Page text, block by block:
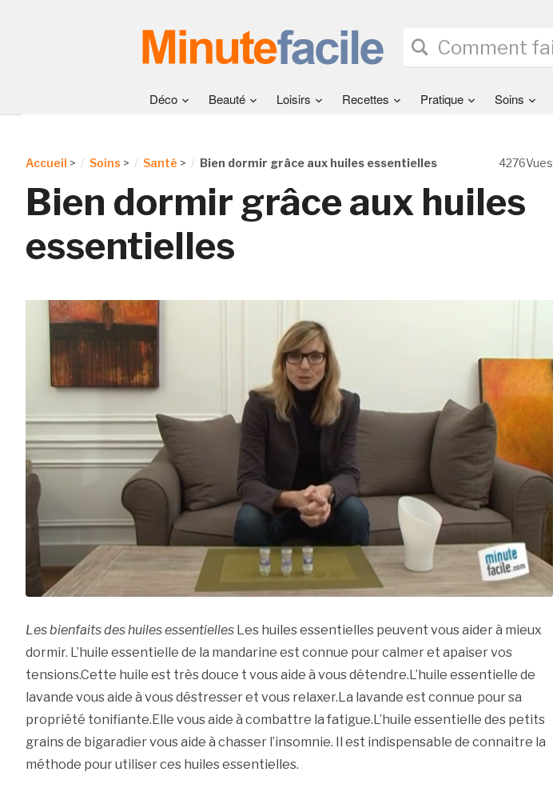
Déco Beauté Loisirs Recettes Pratique Soins
4276Vues
Accueil > Soins > Santé > Bien dormir grâce aux huiles essentielles
Bien dormir grâce aux huiles
essentielles
Les bienfaits des huiles essentiellesLes huiles essentielles peuvent vous aider à mieux
dormir. L’huile essentielle de la mandarine est connue pour calmer et apaiser vos
tensions.Cette huile est très douce t vous aide à vous détendre.L’huile essentielle de
lavande vous aide à vous déstresser et vous relaxer.La lavande est connue pour sa
propriété tonifiante.Elle vous aide à combattre la fatigue.L’huile essentielle des petits
grains de bigaradier vous aide à chasser l’insomnie. Il est indispensable de connaitre la
méthode pour utiliser ces huiles essentielles.